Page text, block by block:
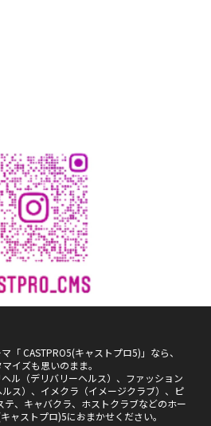
「 CASTPRO5(キャストプロ5)」なら、
イズも思いのまま。
ル（デリバリーヘルス）、ファッション
ス）、イメクラ（イメージクラブ）、ピ
テ、キャバクラ、ホストクラブなどのホー
ャストプロ)5におまかせください。